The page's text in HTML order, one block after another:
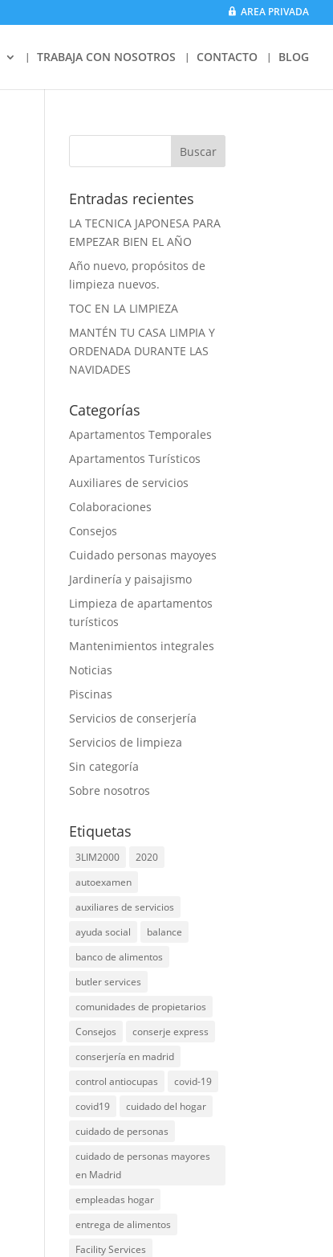
AREA PRIVADA
TRABAJA CON NOSOTROS CONTACTO BLOG
Entradas recientes
LA TECNICA JAPONESA PARA
EMPEZAR BIEN EL AÑO
Año nuevo, propósitos de
limpieza nuevos.
TOC EN LA LIMPIEZA
MANTÉN TU CASA LIMPIA Y
ORDENADA DURANTE LAS
NAVIDADES
Categorías
Apartamentos Temporales
Apartamentos Turísticos
Auxiliares de servicios
Colaboraciones
Consejos
Cuidado personas mayoyes
Jardinería y paisajismo
Limpieza de apartamentos
turísticos
Mantenimientos integrales
Noticias
Piscinas
Servicios de conserjería
Servicios de limpieza
Sin categoría
Sobre nosotros
Etiquetas
3LIM2000
2020
autoexamen
auxiliares de servicios
ayuda social
balance
banco de alimentos
butler services
comunidades de propietarios
Consejos
conserje express
conserjería en madrid
control antiocupas
covid-19
covid19
cuidado del hogar
cuidado de personas
cuidado de personas mayores
en Madrid
empleadas hogar
entrega de alimentos
Facility Services